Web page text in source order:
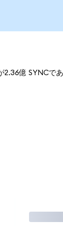
億 SYNCで
取引